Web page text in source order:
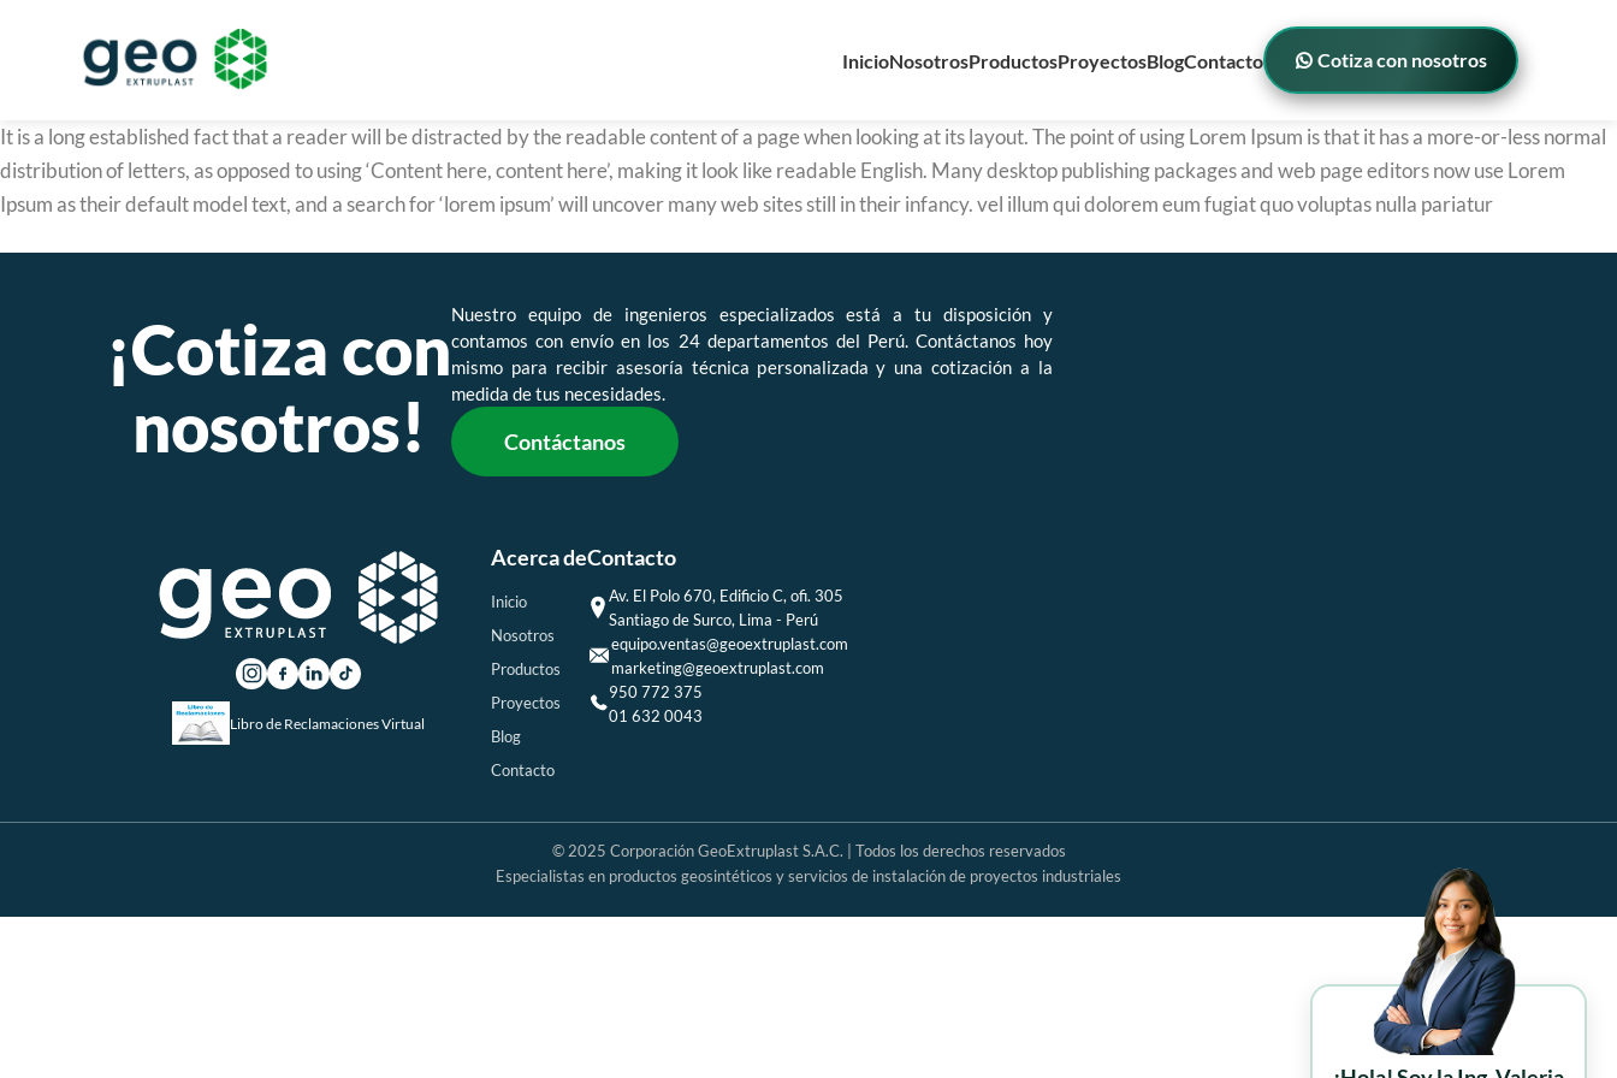
InicioNosotrosProductosProyectosBlogContacto Cotiza con nosotros
It is a long established fact that a reader will be distracted by the readable content of a page when looking at its layout. The point of using Lorem Ipsum is that it has a more-or-less normal
distribution of letters, as opposed to using ‘Content here, content here’, making it look like readable English. Many desktop publishing packages and web page editors now use Lorem
Ipsum as their default model text, and a search for ‘lorem ipsum’ will uncover many web sites still in their infancy. vel illum qui dolorem eum fugiat quo voluptas nulla pariatur
¡Cotiza con
nosotros!
Nuestro equipo de ingenieros especializados está a tu disposición y
contamos con envío en los 24 departamentos del Perú. Contáctanos hoy
mismo para recibir asesoría técnica personalizada y una cotización a la
medida de tus necesidades.
Contáctanos
Libro de Reclamaciones Virtual
Acerca de
Inicio
Nosotros
Productos
Proyectos
Blog
Contacto
Contacto
Av. El Polo 670, Edificio C, ofi. 305
Santiago de Surco, Lima - Perú
equipo.ventas@geoextruplast.com
marketing@geoextruplast.com
950 772 375
01 632 0043
© 2025 Corporación GeoExtruplast S.A.C. | Todos los derechos reservados
Especialistas en productos geosintéticos y servicios de instalación de proyectos industriales